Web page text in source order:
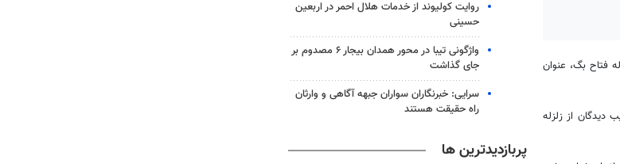
فتاح بگ، عنوان
دیدگان از زلزله
روایت کولیوند از خدمات هلال احمر در اربعین
حسینی
واژگونی تیبا در محور همدان بیجار ۶ مصدوم بر
جای گذاشت
سرایی: خبرنگاران سواران جبهه آگاهی و وارثان
راه حقیقت هستند
پربازدیدترین ها